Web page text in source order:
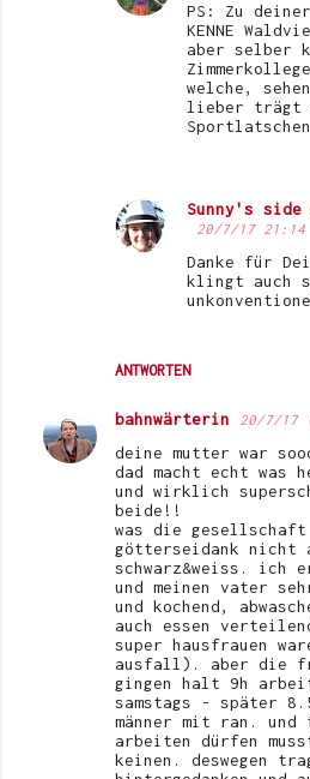
ANTWORTEN
PS: Zu
KENNE
aber selber
welche,
lieber trägt
Sunny's
20/7/17 21:14
Danke für
klingt auch
bahnwärterin 20/7/17
deine mutter war
dad macht echt was
und wirklich
beide!!
was die
götterseidank nicht
schwarz&weiss. ich
und meinen vater
und kochend,
auch essen
super hausfrauen
ausfall). aber die
gingen halt 9h
samstags - später
männer mit ran. und
arbeiten dürfen
keinen. deswegen